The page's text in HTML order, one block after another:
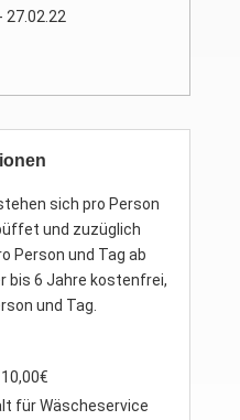
27.02.22
sich pro Person
und zuzüglich
Person und Tag ab
bis 6 Jahre kostenfrei,
und Tag.
für Wäscheservice